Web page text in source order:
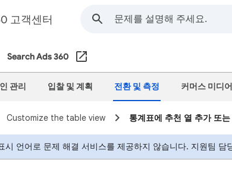
고객센터
Search Ads 360
관리 입찰 및 계획 전환 및 측정 커머스 미디어
Customize the table view 통계표에 추천 열 추가 또
시 언어로 문제 해결 서비스를 제공하지 않습니다. 지원팀